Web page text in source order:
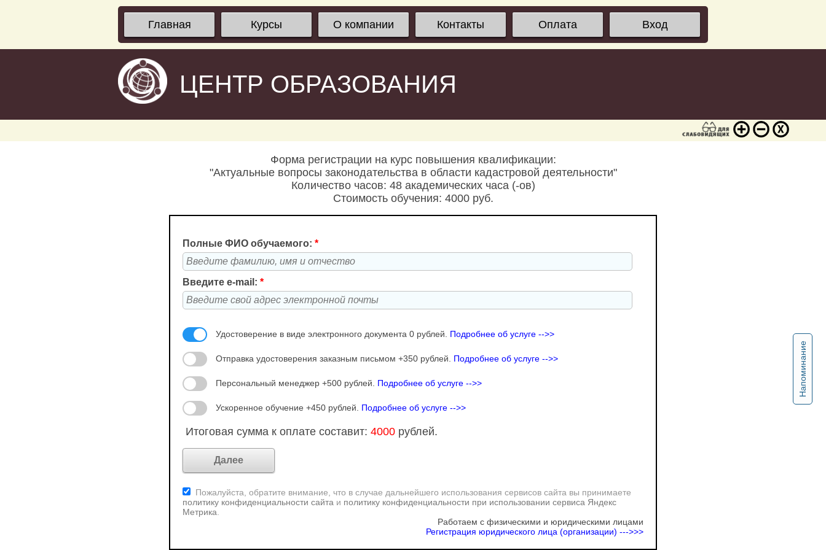
Главная Курсы О компании Контакты Оплата Вход
ЦЕНТР ОБРАЗОВАНИЯ
Напоминание
Форма регистрации на курс повышения квалификации:
"Актуальные вопросы законодательства в области кадастровой деятельности"
Количество часов: 48 академических часа (-ов)
Стоимость обучения: 4000 руб.
Полные ФИО обучаемого: *
Введите e-mail: *
Удостоверение в виде электронного документа 0 рублей. Подробнее об услуге -->>
Отправка удостоверения заказным письмом +350 рублей. Подробнее об услуге -->>
Персональный менеджер +500 рублей. Подробнее об услуге -->>
Ускоренное обучение +450 рублей. Подробнее об услуге -->>
Итоговая сумма к оплате составит: 4000 рублей.
Пожалуйста, обратите внимание, что в случае дальнейшего использования сервисов сайта вы принимаете
политику конфиденциальности сайта и политику конфиденциальности при использовании сервиса Яндекс
Метрика
Работаем с физическими и юридическими лицами
Регистрация юридического лица (организации) --->>>